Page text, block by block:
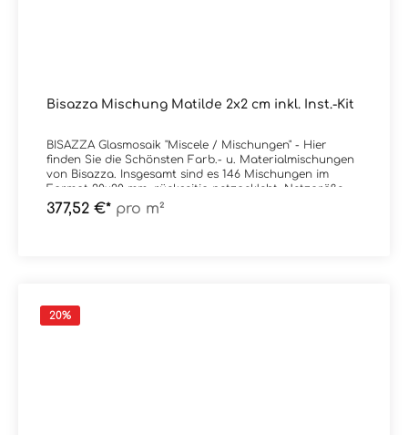
Bisazza Mischung Matilde 2x2 cm inkl. Inst.-Kit
BISAZZA Glasmosaik "Miscele / Mischungen" - Hier
finden Sie die Schönsten Farb.- u. Materialmischungen
von Bisazza. Insgesamt sind es 146 Mischungen im
Format 20x20 mm, rückseitig netzgeklebt, Netzgröße
32,2x32,2 cm auf Wunsch auch ohne Installation-KIT
(Schnellkleber Ad Hoc und Fugmaterial Fillgel Plus UVR
Netze) Palette: --
377,52 €* pro m²
20%